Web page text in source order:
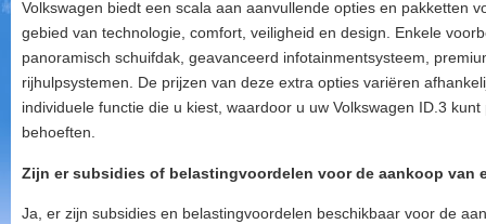
Volkswagen biedt een scala aan aanvullende opties en pakketten
gebied van technologie, comfort, veiligheid en design. Enkele
panoramisch schuifdak, geavanceerd infotainmentsysteem,
rijhulpsystemen. De prijzen van deze extra opties variëren
individuele functie die u kiest, waardoor u uw Volkswagen ID.3
behoeften.
Zijn er subsidies of belastingvoordelen voor de aankoop van
Ja, er zijn subsidies en belastingvoordelen beschikbaar voor de